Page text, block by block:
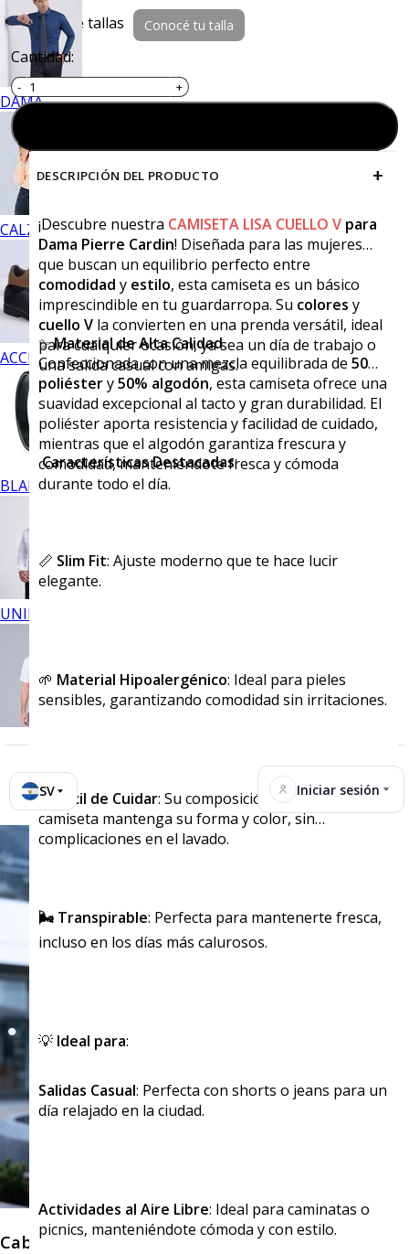
DAMA
CALZADO
ACCESORIOS
BLANCOS
UNIFORMES
SV Iniciar sesión
Caballero
Guía de tallas
Conocé tu talla
Cantidad:
DESCRIPCIÓN DEL PRODUCTO +
¡Descubre nuestra CAMISETA LISA CUELLO V para
Dama Pierre Cardin! Diseñada para las mujeres
que buscan un equilibrio perfecto entre
comodidad y estilo, esta camiseta es un básico
imprescindible en tu guardarropa. Su colores y
cuello V la convierten en una prenda versátil, ideal
para cualquier ocasión, ya sea un día de trabajo o
una salida casual con amigas.
✨Material de Alta Calidad
Confeccionada con una mezcla equilibrada de 50%
poliéstery50% algodón, esta camiseta ofrece una
suavidad excepcional al tacto y gran durabilidad. El
poliéster aporta resistencia y facilidad de cuidado,
mientras que el algodón garantiza frescura y
comodidad, manteniéndote fresca y cómoda
durante todo el día.
Características Destacadas:
📏 Slim Fit: Ajuste moderno que te hace lucir
elegante.
🌱 Material Hipoalergénico: Ideal para pieles
sensibles, garantizando comodidad sin irritaciones.
🧴 Fácil de Cuidar: Su composición asegura que la
camiseta mantenga su forma y color, sin
complicaciones en el lavado.
🌬️ Transpirable: Perfecta para mantenerte fresca,
incluso en los días más calurosos.
💡 Ideal para:
Salidas Casual: Perfecta con shorts o jeans para un
día relajado en la ciudad.
Actividades al Aire Libre: Ideal para caminatas o
picnics, manteniéndote cómoda y con estilo.